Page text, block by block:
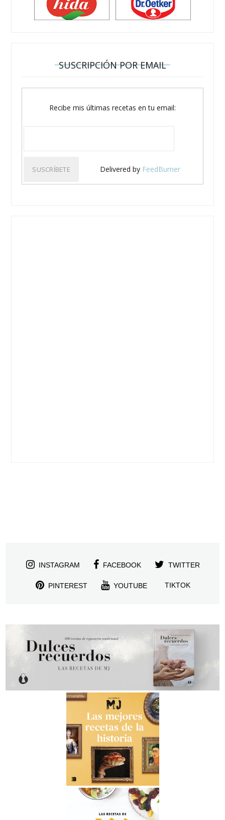
SUSCRIPCIÓN POR EMAIL
Recibe mis últimas recetas en tu email:
Delivered by FeedBurner
INSTAGRAM FACEBOOK TWITTER
PINTEREST YOUTUBE TIKTOK